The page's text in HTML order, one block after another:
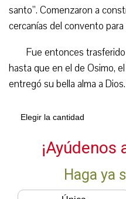
santo”. Comenzaron a
cercanías del convento
Fue entonces
hasta que en el de Osimo,
entregó su bella alma a Dios.